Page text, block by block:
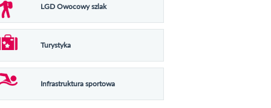
LGD Owocowy szlak
Turystyka
Infrastruktura sportowa